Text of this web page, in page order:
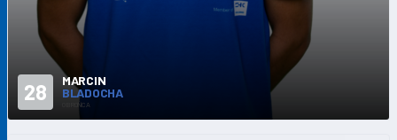
28
MARCIN
BLADOCHA
OBROŃCA